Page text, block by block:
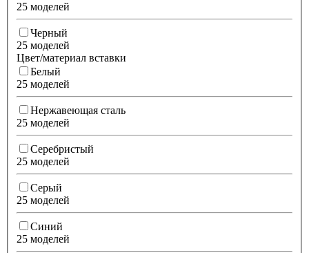
25 моделей
Черный
25 моделей
Цвет/материал вставки
Белый
25 моделей
Нержавеющая сталь
25 моделей
Серебристый
25 моделей
Серый
25 моделей
Синий
25 моделей